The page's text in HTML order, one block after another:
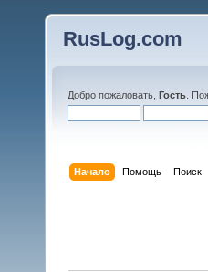
RusLog.com
Добро пожаловать, Гость .
Начало Помощь Поиск